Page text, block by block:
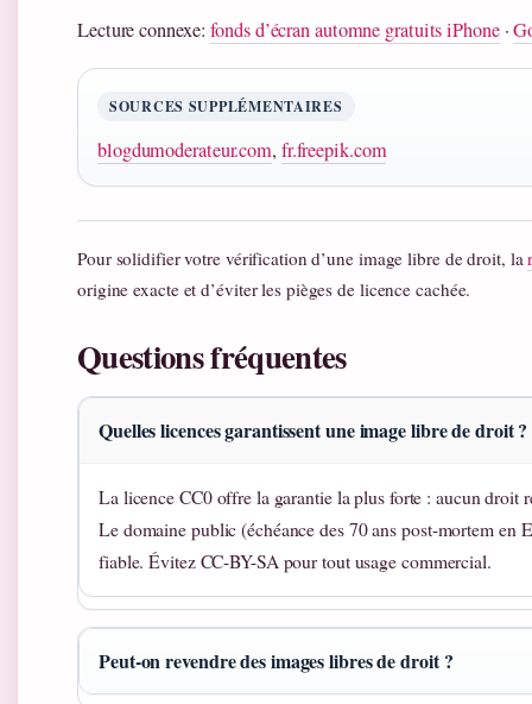
Lecture connexe:fonds d’écran automne gratuits iPhone·
SOURCES SUPPLÉMENTAIRES
blogdumoderateur.com, fr.freepik.com
Pour solidifier votre vérification d’une image libre de droit, la
origine exacte et d’éviter les pièges de licence cachée.
Questions fréquentes
Quelles licences garantissent une image libre de droit ?
La licence CC0 offre la garantie la plus forte : aucun droit
Le domaine public (échéance des 70 ans post-mortem en
fiable. Évitez CC-BY-SA pour tout usage commercial.
Peut-on revendre des images libres de droit ?